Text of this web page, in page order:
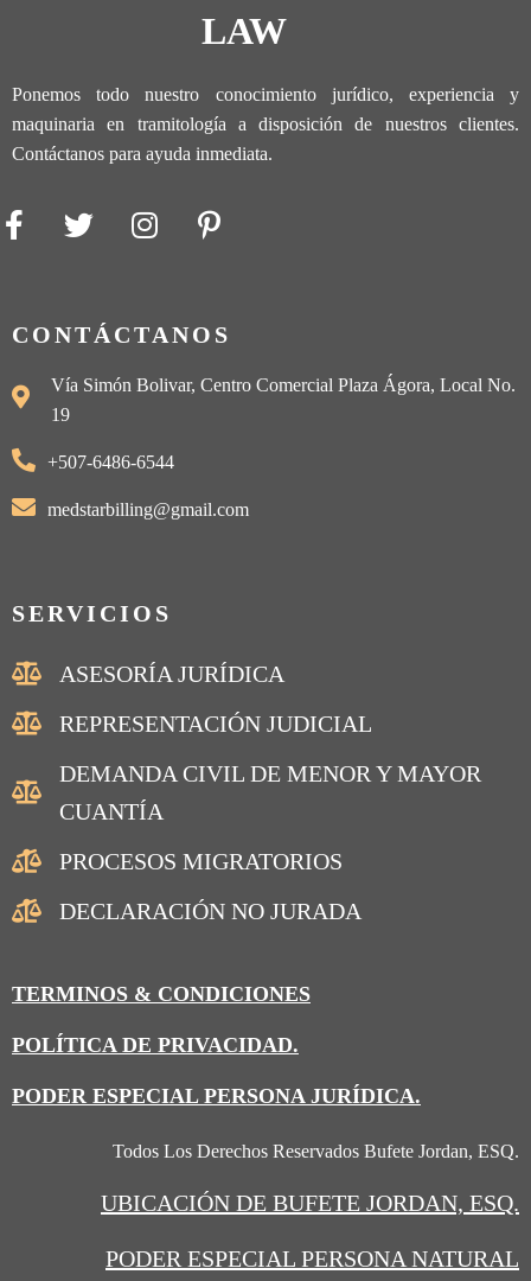
LAW
Ponemos todo nuestro conocimiento jurídico, experiencia y
maquinaria en tramitología a disposición de nuestros clientes.
Contáctanos para ayuda inmediata.
CONTÁCTANOS
Vía Simón Bolivar, Centro Comercial Plaza Ágora, Local No.
19
+507-6486-6544
medstarbilling@gmail.com
SERVICIOS
ASESORÍA JURÍDICA
REPRESENTACIÓN JUDICIAL
DEMANDA CIVIL DE MENOR Y MAYOR
CUANTÍA
PROCESOS MIGRATORIOS
DECLARACIÓN NO JURADA
TERMINOS & CONDICIONES
POLÍTICA DE PRIVACIDAD.
PODER ESPECIAL PERSONA JURÍDICA.
Todos Los Derechos Reservados Bufete Jordan, ESQ.
UBICACIÓN DE BUFETE JORDAN, ESQ.
PODER ESPECIAL PERSONA NATURAL